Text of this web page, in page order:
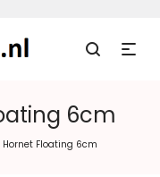
6cm
Floating 6cm